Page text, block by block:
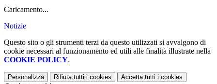
Caricamento...
Notizie
Questo sito o gli strumenti terzi da questo utilizzati si avvalgono di
cookie necessari al funzionamento ed utili alle finalità illustrate nella
COOKIE POLICY.
Personalizza Rifiuta tutti i cookies Accetta tutti i cookies